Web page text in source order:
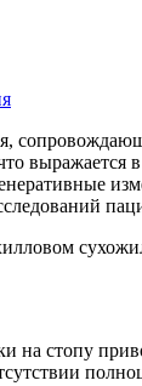
выражается
на стопу